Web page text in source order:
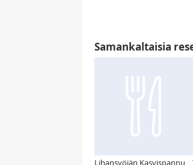
Samankaltaisia
Lihansyöjän Kasvispannu